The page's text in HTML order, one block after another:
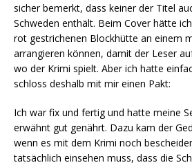
sicher bemerkt, dass keiner der Titel
Schweden enthält. Beim Cover hätte
rot gestrichenen Blockhütte an einem
arrangieren können, damit der Leser
wo der Krimi spielt. Aber ich hatte
schloss deshalb mit mir einen Pakt:
Ich war fix und fertig und hatte meine
erwähnt gut genährt. Dazu kam der
wenn es mit dem Krimi noch
tatsächlich einsehen muss, dass die